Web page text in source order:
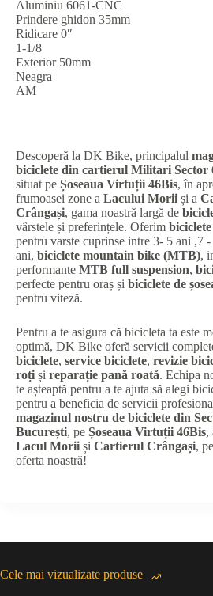
Aluminiu 6061-CNC
Prindere ghidon 35mm
Ridicare 0″
1-1/8
Exterior 50mm
Neagra
AM
Descoperă la DK Bike, principalul
biciclete din cartierul Militari Sector
situat pe Șoseaua Virtuții 46Bis, în
frumoasei zone a Lacului Morii și a
Crângași, gama noastră largă de
vârstele și preferințele. Oferim
pentru varste cuprinse intre 3- 5 ani ,7
ani, biciclete mountain bike (MTB),
performante MTB full suspension,
perfecte pentru oraș și biciclete de
pentru viteză.
Pentru a te asigura că bicicleta ta este
optimă, DK Bike oferă servicii
biciclete, service biciclete, revizie
roți și reparație pană roată. Echipa
te așteaptă pentru a te ajuta să alegi
pentru a beneficia de servicii
magazinul nostru de biciclete din
București, pe Șoseaua Virtuții 46Bis,
Lacul Morii și Cartierul Crângași,
oferta noastră!
Cele mai vizualizate produse